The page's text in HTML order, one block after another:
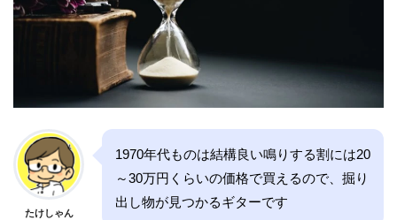
たけしゃん
1970年代ものは結構良い鳴りする割には20
～30万円くらいの価格で買えるので、掘り
出し物が見つかるギターです